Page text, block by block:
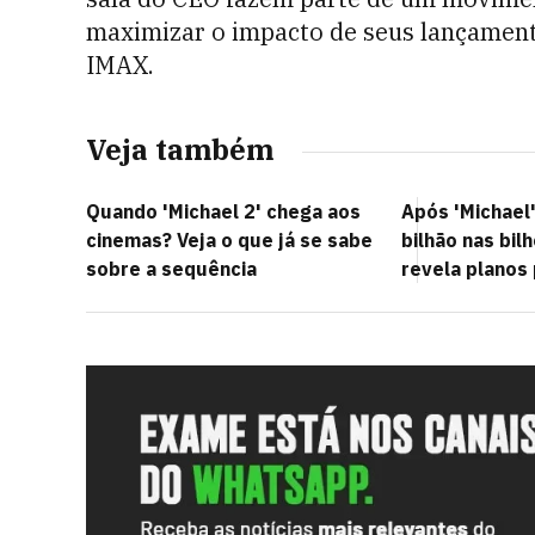
maximizar o impacto de seus
IMAX.
Veja também
Quando 'Michael 2' chega aos
cinemas? Veja o que já se sabe
sobre a sequência
Após
bilhão nas
revela planos